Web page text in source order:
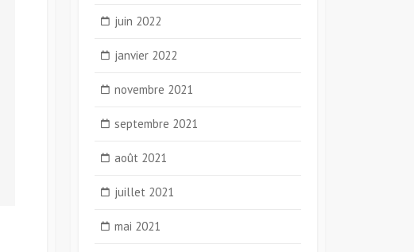
juin 2022
janvier 2022
novembre 2021
septembre 2021
août 2021
juillet 2021
mai 2021